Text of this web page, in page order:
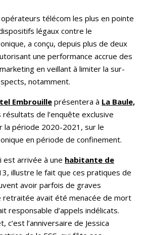
opérateurs télécom les plus en pointe
légaux contre le
a conçu, depuis plus de deux
une performance accrue des
en veillant à limiter la sur-
notamment.
Embrouille présentera à La Baule,
résultats de l’enquête exclusive
la période 2020-2021, sur le
en période de confinement.
est arrivée à une habitante de
illustre le fait que ces pratiques de
avoir parfois de graves
retraitée avait été menacée de mort
responsable d’appels indélicats.
c’est l’anniversaire de Jessica